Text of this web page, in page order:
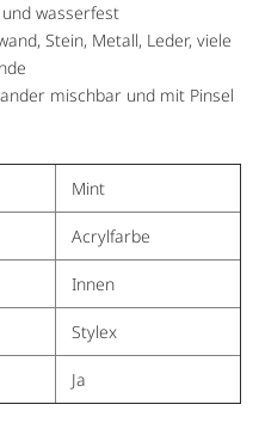
wasserfest
Stein, Metall, Leder, viele
mischbar und mit Pinsel
Mint
Acrylfarbe
Innen
Stylex
Ja